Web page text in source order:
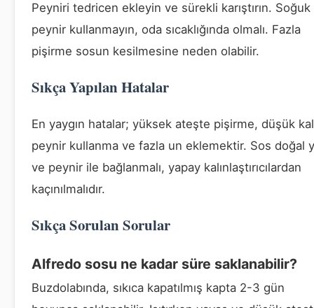
Peyniri tedricen ekleyin ve sürekli karıştırın. Soğuk
peynir kullanmayın, oda sıcaklığında olmalı. Fazla
pişirme sosun kesilmesine neden olabilir.
Sıkça Yapılan Hatalar
En yaygın hatalar; yüksek ateşte pişirme, düşük
peynir kullanma ve fazla un eklemektir. Sos doğal
ve peynir ile bağlanmalı, yapay kalınlaştırıcılardan
kaçınılmalıdır.
Sıkça Sorulan Sorular
Alfredo sosu ne kadar süre saklanabilir?
Buzdolabında, sıkıca kapatılmış kapta 2-3 gün